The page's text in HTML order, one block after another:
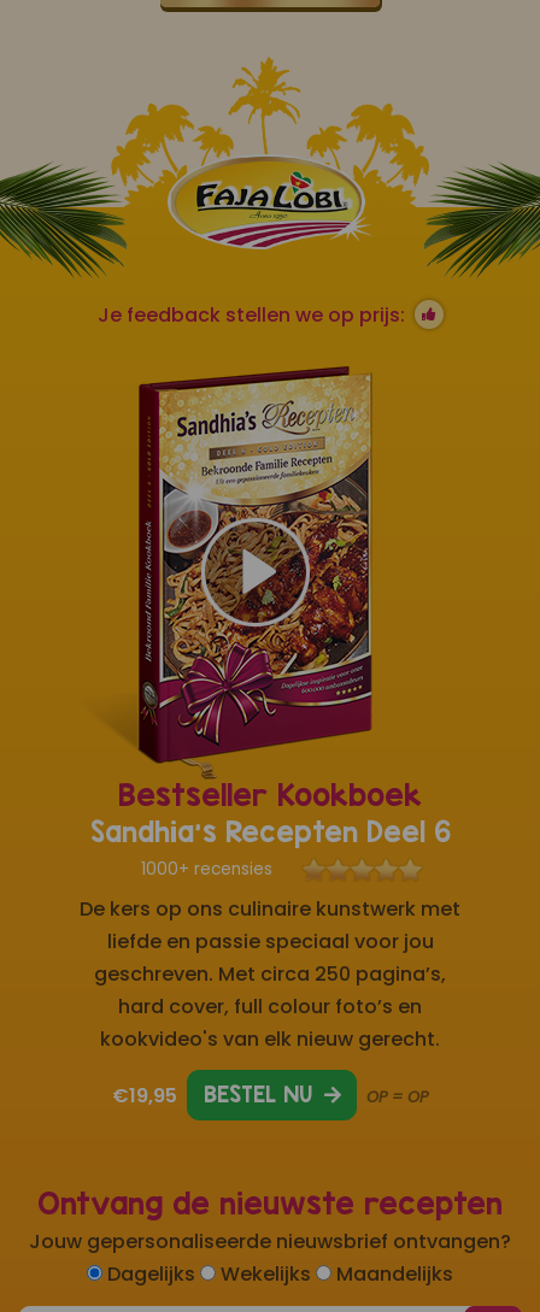
Ontvang de nieuwste recepten
Jouw gepersonaliseerde nieuwsbrief ontvangen?
Dagelijks
Wekelijks Maandelijks
Je feedback stellen we op prijs:
Bestseller Kookboek
Sandhia's Recepten Deel 6
1000+ recensies
De kers op ons culinaire kunstwerk met
liefde en passie speciaal voor jou
geschreven. Met circa 250 pagina’s,
hard cover, full colour foto’s en
kookvideo's van elk nieuw gerecht.
€19,95 BESTEL NU OP = OP